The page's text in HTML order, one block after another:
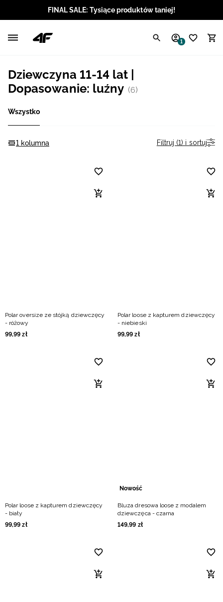
FINAL SALE: Tysiące produktów taniej!
1
Dziewczyna 11-14 lat |
Dopasowanie: luźny (6)
Wszystko
1 kolumna Filtruj (1) i sortuj
Polar oversize ze stójką dziewczęcy
- różowy
99,99 zł
Polar loose z kapturem dziewczęcy
- niebieski
99,99 zł
Polar loose z kapturem dziewczęcy
- biały
99,99 zł
Nowość
Bluza dresowa loose z modalem
dziewczęca - czarna
149,99 zł
Angielski / USD